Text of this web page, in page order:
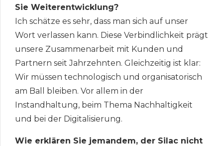
Sie Weiterentwicklung?
Ich schätze es sehr, dass man sich auf unser
Wort verlassen kann. Diese Verbindlichkeit prägt
unsere Zusammenarbeit mit Kunden und
Partnern seit Jahrzehnten. Gleichzeitig ist klar:
Wir müssen technologisch und organisatorisch
am Ball bleiben. Vor allem in der
Instandhaltung, beim Thema Nachhaltigkeit
und bei der Digitalisierung.
Wie erklären Sie jemandem, der Silac nicht